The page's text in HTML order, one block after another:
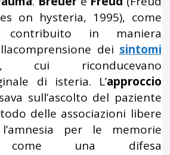
on hysteria, 1995), come
in maniera
dei sintomi
, cui riconducevano
di isteria. L’approccio
sull’ascolto del paziente
delle associazioni libere
per le memorie
come una difesa